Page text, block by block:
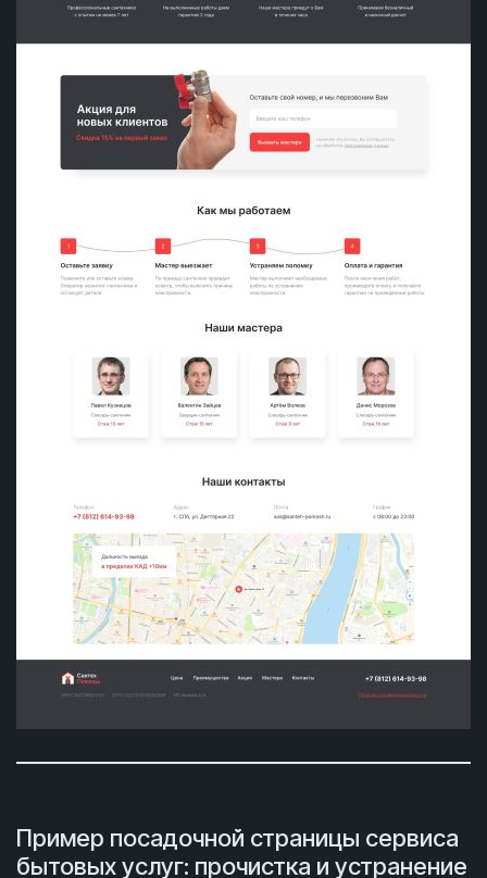
Пример посадочной страницы сервиса
бытовых услуг: прочистка и устранение